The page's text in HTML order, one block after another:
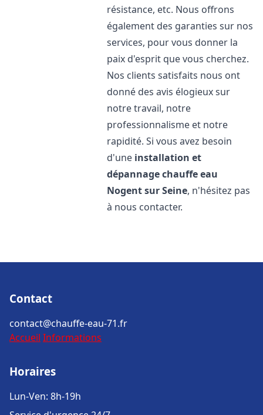
résistance, etc. Nous offrons
également des garanties sur nos
services, pour vous donner la
paix d'esprit que vous cherchez.
Nos clients satisfaits nous ont
donné des avis élogieux sur
notre travail, notre
professionnalisme et notre
rapidité. Si vous avez besoin
d'une installation et
dépannage chauffe eau
Nogent sur Seine, n'hésitez pas
à nous contacter.
Contact
contact@chauffe-eau-71.fr
Accueil Informations
Horaires
Lun-Ven: 8h-19h